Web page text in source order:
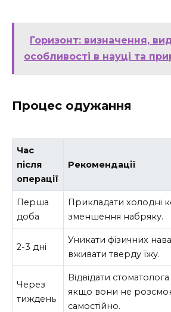
Горизонт: визначення,
особливості в науці та
Процес одужання
Час
після
операції
Рекомендації
Перша
доба
Прикладати холодні
зменшення набряку.
2-3 дні
Уникати фізичних
вживати тверду їжу.
Через
тиждень
Відвідати
якщо вони не
самостійно.